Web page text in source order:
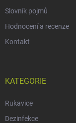
Slovník pojmů
Hodnocení a recenze
Kontakt
KATEGORIE
Rukavice
Dezinfekce